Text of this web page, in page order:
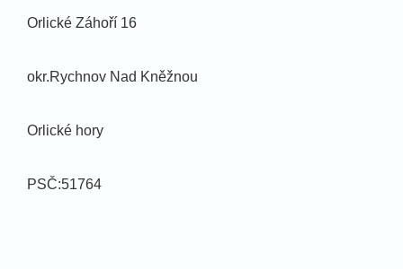
Orlické Záhoří 16
okr.Rychnov Nad Kněžnou
Orlické hory
PSČ:51764